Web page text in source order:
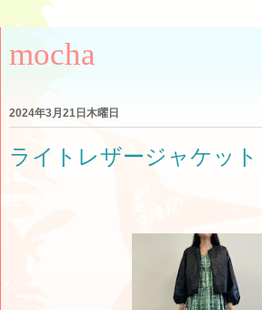
mocha
2024年3月21日木曜日
ライトレザージャケット